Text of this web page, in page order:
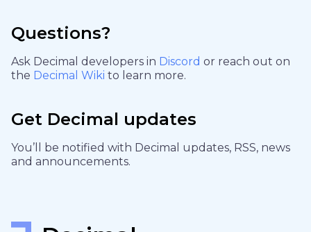
Questions?
Ask Decimal developers in Discord or reach out on
the Decimal Wiki to learn more.
Get Decimal updates
You’ll be notified with Decimal updates, RSS, news
and announcements.